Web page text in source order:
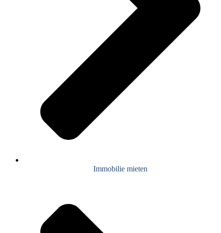
Immobilie mieten